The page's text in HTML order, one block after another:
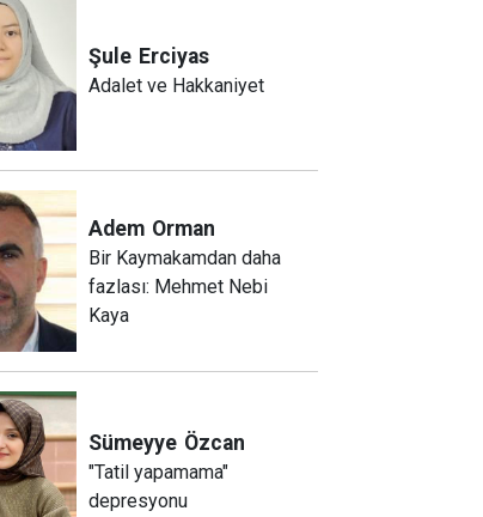
Şule Erciyas
Adalet ve Hakkaniyet
Adem Orman
Bir Kaymakamdan daha
fazlası: Mehmet Nebi
Kaya
Sümeyye Özcan
"Tatil yapamama"
depresyonu